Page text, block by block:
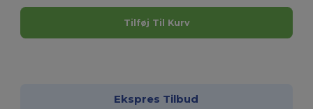
Tilføj Til Kurv
Ekspres Tilbud